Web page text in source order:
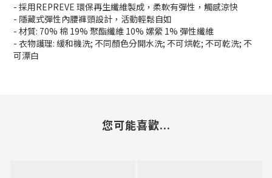
- 採用REPREVE 環保再生纖維製成，柔軟有彈性，觸感涼快
- 隱藏式彈性內腰褲頭設計，活動輕鬆自如
- 材質: 70% 棉 19% 聚酯纖維 10% 嫘縈 1% 彈性纖維
- 衣物護理: 緩和機洗; 不同顏色分開水洗; 不可烘乾; 不可乾洗; 不
可漂白
您可能喜歡...